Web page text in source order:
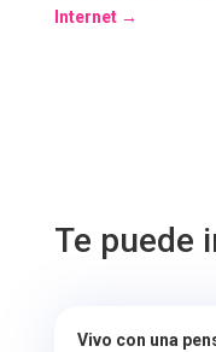
Internet→
Te puede
Vivo con una